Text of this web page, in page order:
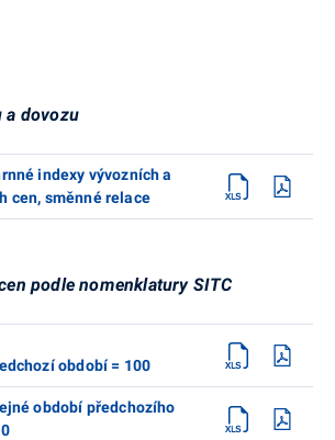
a dovozu
indexy vývozních a
cen, směnné relace
podle nomenklatury SITC
období = 100
období předchozího